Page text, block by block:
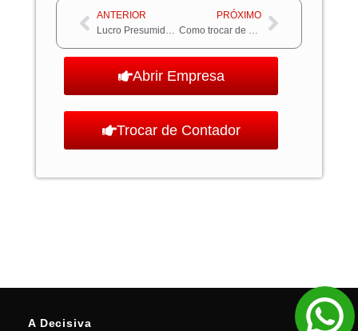
Anterior
ANTERIOR
PRÓXIMOPróximo
Abrir Empresa
Trocar de Contador
A Decisiva